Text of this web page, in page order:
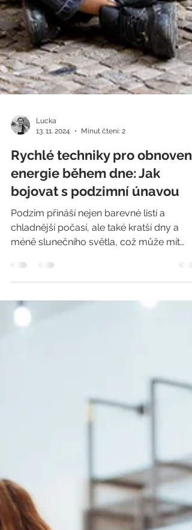
Lucka
13. 11. 2024
Rychlé techniky pro obnovení
energie během dne: Jak
bojovat s podzimní únavou
Podzim přináší nejen barevné listí a
chladnější počasí, ale také kratší dny a
dopad na naši náladu.